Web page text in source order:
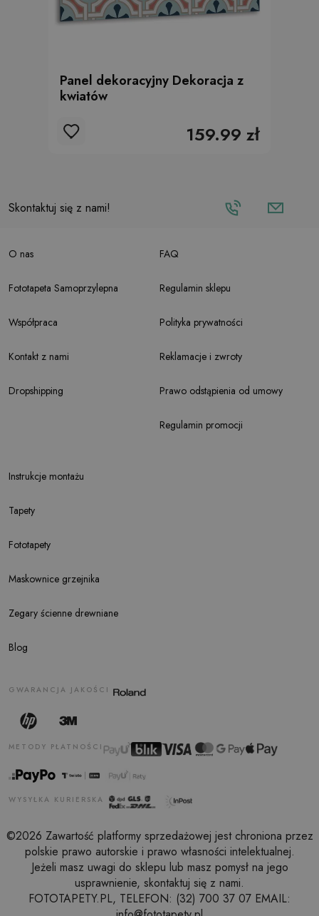
Panel dekoracyjny Dekoracja z
kwiatów
159.99 zł
Skontaktuj się z nami!
O nas
Fototapeta Samoprzylepna
Współpraca
Kontakt z nami
Dropshipping
Instrukcje montażu
Tapety
Fototapety
Maskownice grzejnika
Zegary ścienne drewniane
Blog
FAQ
Regulamin sklepu
Polityka prywatności
Reklamacje i zwroty
Prawo odstąpienia od umowy
Regulamin promocji
GWARANCJA JAKOŚCI
WYSYŁKA KURIERSKA
METODY PŁATNOŚCI
©2026 Zawartość platformy sprzedażowej jest chroniona przez
polskie prawo autorskie i prawo własności intelektualnej.
Jeżeli masz uwagi do sklepu lub masz pomysł na jego
usprawnienie, skontaktuj się z nami.
FOTOTAPETY.PL, TELEFON: (32) 700 37 07 EMAIL: